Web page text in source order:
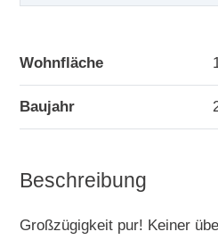
Wohnfläche
Baujahr
Beschreibung
Großzügigkeit pur! Keiner